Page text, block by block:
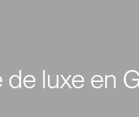
de luxe en